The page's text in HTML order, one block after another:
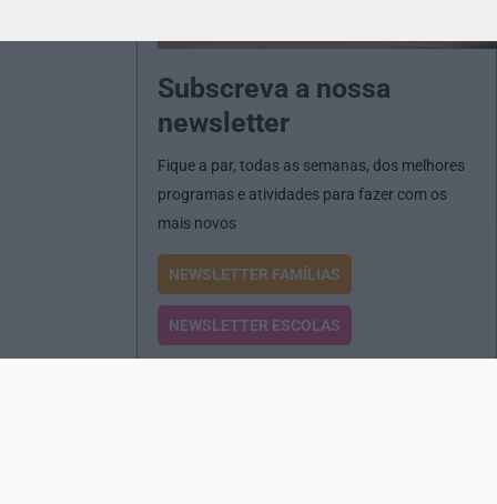
Subscreva a nossa
newsletter
Fique a par, todas as semanas, dos melhores
programas e atividades para fazer com os
mais novos
NEWSLETTER FAMÍLIAS
NEWSLETTER ESCOLAS